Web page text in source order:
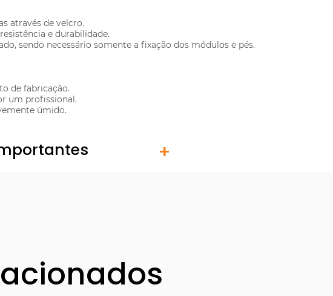
através de velcro.
e durabilidade.
sendo necessário somente a fixação dos módulos e pés.
de fabricação.
um profissional.
úmido.